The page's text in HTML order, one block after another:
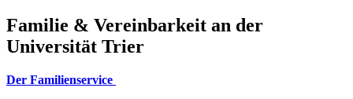
Familie & Vereinbarkeit an der
Universität Trier
Der Familienservice